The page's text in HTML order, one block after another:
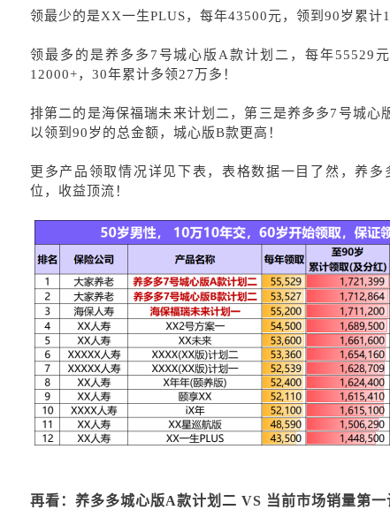
领最少的是XX一生PLUS，每年43500元，领到90岁累计
领最多的是养多多 7号城心版A款计划二，每年55529
12000+，30年累计多领27万多！
排第二的是海保福瑞未来计划二，第三是养多多7号城心
以领到90岁的总金额，城心版B款更高！
更多产品领取情况详见下表，表格数据一目了然，养多
位，收益顶流！
再看：养多多城心版A款计划二 VS 当前市场销量第一